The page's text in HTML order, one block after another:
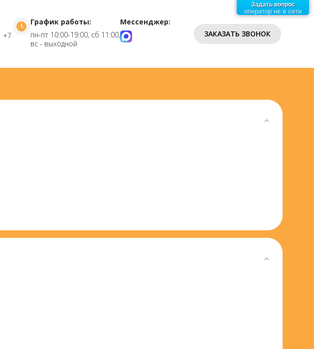
+7
График работы:
пн-пт 10:00-19:00, сб 11:00,
вс - выходной
Мессенджер:
ЗАКАЗАТЬ ЗВОНОК
Задать вопрос
оператор не в сети